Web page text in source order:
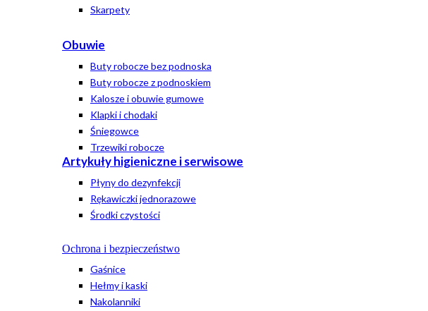
Skarpety
Obuwie
Buty robocze bez podnoska
Buty robocze z podnoskiem
Kalosze i obuwie gumowe
Klapki i chodaki
Śniegowce
Trzewiki robocze
Artykuły higieniczne i serwisowe
Płyny do dezynfekcji
Rękawiczki jednorazowe
Środki czystości
Ochrona i bezpieczeństwo
Gaśnice
Hełmy i kaski
Nakolanniki